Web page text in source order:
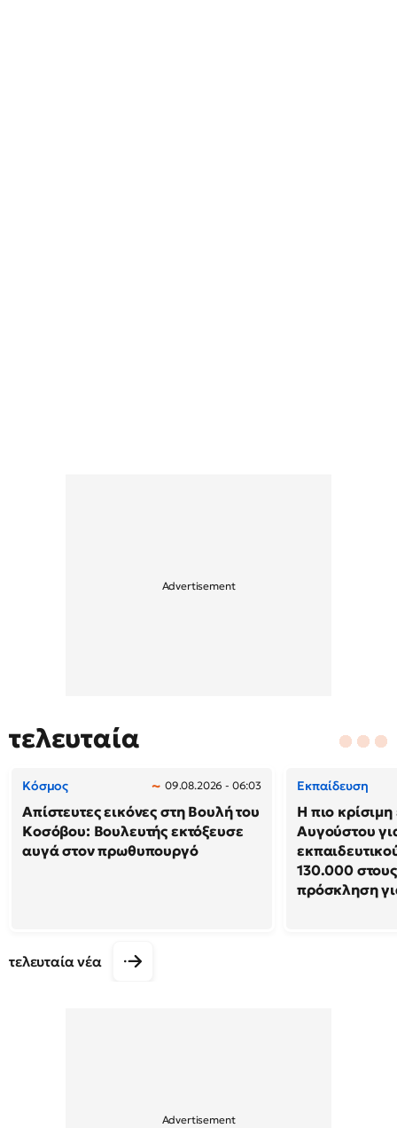
τελευταία
Κόσμος 09.08.2026 - 06:03
Απίστευτες εικόνες στη Βουλή του
Κοσόβου: Βουλευτής εκτόξευσε
αυγά στον πρωθυπουργό
Εκπαίδευση
Η πιο
Αυγούστου
130.000
πρόσκληση
τελευταία νέα